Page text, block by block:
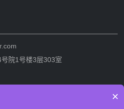
院1号楼3层303室
×